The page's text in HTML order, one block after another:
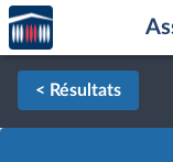
Aller au contenu
Aller en bas de la
Accèder
à la
page
d'accueil
< Résultats